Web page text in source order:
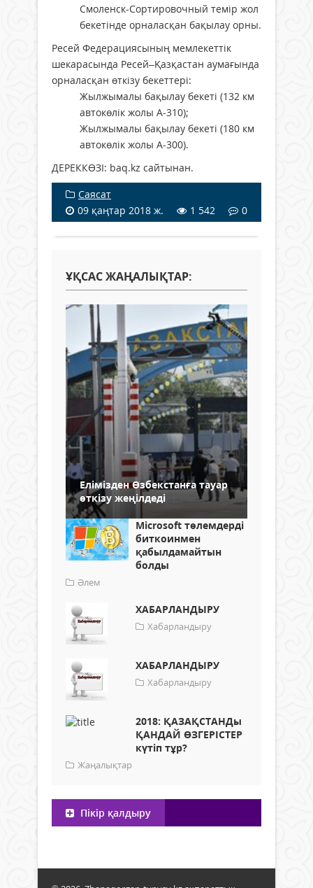
Смоленск-Сортировочный темір жол
бекетінде орналасқан бақылау орны.
Ресей Федерациясының мемлекеттік
шекарасында Ресей–Қазқастан аумағында
орналасқан өткізу бекеттері:
Жылжымалы бақылау бекеті (132 км
автокөлік жолы А-310);
Жылжымалы бақылау бекеті (180 км
автокөлік жолы А-300).
ДЕРЕККӨЗІ: baq.kz сайтынан.
Саясат
09 қаңтар 2018 ж.
1 542 0
ҰҚСАС ЖАҢАЛЫҚТАР:
Елімізден Өзбекстанға тауар
өткізу жеңілдеді
Microsoft төлемдерді
биткоинмен
қабылдамайтын
болды
Әлем
ХАБАРЛАНДЫРУ
Хабарландыру
ХАБАРЛАНДЫРУ
Хабарландыру
2018: ҚАЗАҚСТАНДы
ҚАНДАЙ ӨЗГЕРІСТЕР
күтіп тұр?
Жаңалықтар
Пікір қалдыру